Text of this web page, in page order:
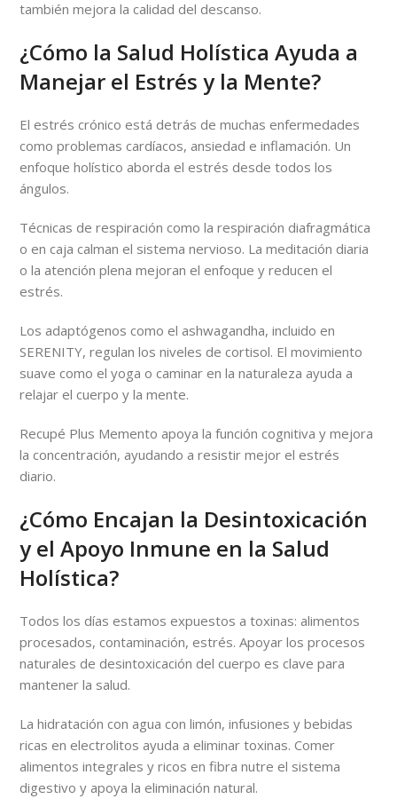
también mejora la calidad del descanso.
¿Cómo la Salud Holística Ayuda a
Manejar el Estrés y la Mente?
El estrés crónico está detrás de muchas enfermedades
como problemas cardíacos, ansiedad e inflamación. Un
enfoque holístico aborda el estrés desde todos los
ángulos.
Técnicas de respiración como la respiración diafragmática
o en caja calman el sistema nervioso. La meditación diaria
o la atención plena mejoran el enfoque y reducen el
estrés.
Los adaptógenos como el ashwagandha, incluido en
SERENITY, regulan los niveles de cortisol. El movimiento
suave como el yoga o caminar en la naturaleza ayuda a
relajar el cuerpo y la mente.
Recupé Plus Memento apoya la función cognitiva y mejora
la concentración, ayudando a resistir mejor el estrés
diario.
¿Cómo Encajan la Desintoxicación
y el Apoyo Inmune en la Salud
Holística?
Todos los días estamos expuestos a toxinas: alimentos
procesados, contaminación, estrés. Apoyar los procesos
naturales de desintoxicación del cuerpo es clave para
mantener la salud.
La hidratación con agua con limón, infusiones y bebidas
ricas en electrolitos ayuda a eliminar toxinas. Comer
alimentos integrales y ricos en fibra nutre el sistema
digestivo y apoya la eliminación natural.